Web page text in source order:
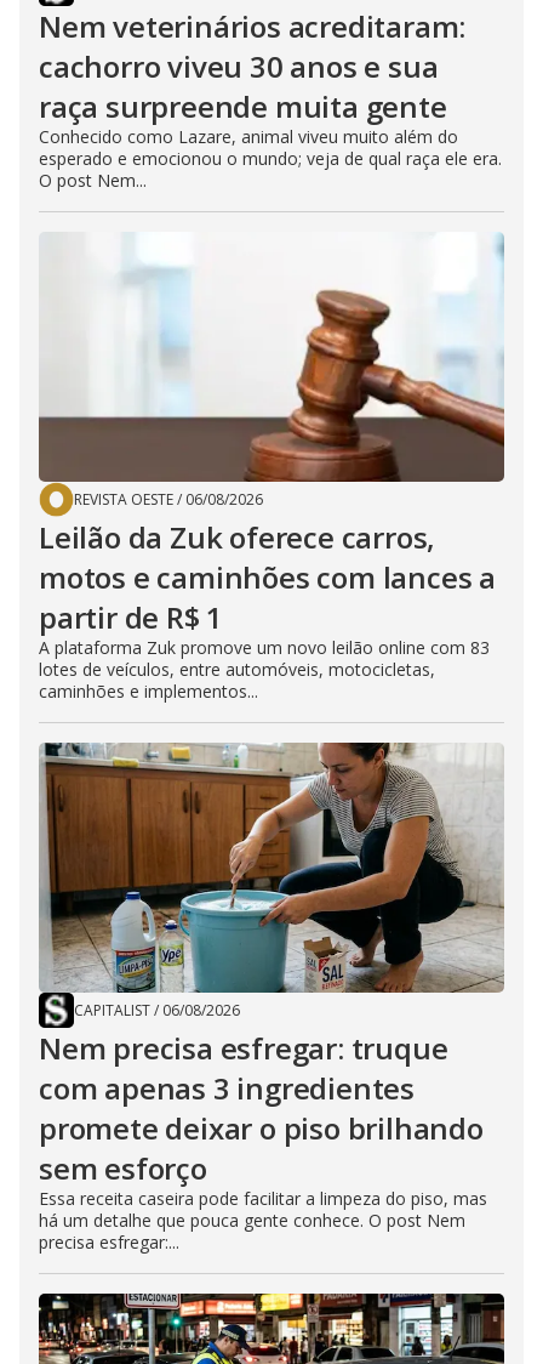
Nem veterinários acreditaram:
cachorro viveu 30 anos e sua
raça surpreende muita gente
Conhecido como Lazare, animal viveu muito além do
esperado e emocionou o mundo; veja de qual raça ele era.
O post Nem...
REVISTA OESTE/ 06/08/2026
Leilão da Zuk oferece carros,
motos e caminhões com lances a
partir de R$ 1
A plataforma Zuk promove um novo leilão online com 83
lotes de veículos, entre automóveis, motocicletas,
caminhões e implementos...
CAPITALIST/ 06/08/2026
Nem precisa esfregar: truque
com apenas 3 ingredientes
promete deixar o piso brilhando
sem esforço
Essa receita caseira pode facilitar a limpeza do piso, mas
há um detalhe que pouca gente conhece. O post Nem
precisa esfregar:...